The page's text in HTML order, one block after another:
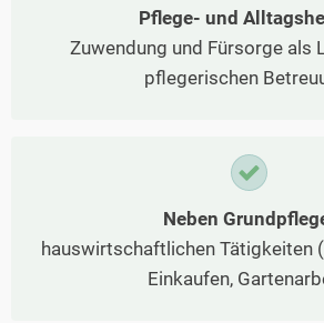
Pflege- und
Zuwendung und Fürsorge als
pflegerischen
Neben
hauswirtschaftlichen Tätigkeiten
Einkaufen,